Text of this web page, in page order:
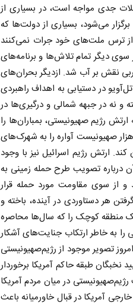
جدی مواجه است، در بسیاری از
می‌شود، بسیاری از دولت‌ها که
از ترس ملت‌های خود جرات نمی‌کنند
دیگر تمام تلاش‌ها و برنامه‌های
نقش بر آب شد. ازدیگر بحران‌های
در دستیابی به اهداف راهبردی
و نه در جبهه شمالی و درگیری‌ها در
رژیم صهیونیستی، بمباران‌ها را
هزار صهیونیست آواره را به شهرک‌های
کند. ارتش رژیم اسرائیل نیز با وجود
درباره تصویب طرح حمله زمینی به
از سوی مقاومت مورد حمله قرار
هر دستاوردی در آینده، باخته و
منطقه کوچک را که سال‌ها محاصره
را به خاطر ارتکاب جنایت‌های آشکار
تصویر موجود از رژیم‌صهیونیستی
نخبگان طبقه حاکم آمریکا برخوردار
از مقبولیت رژیم‌صهیونیستی در میان مردم آمریکا
آمریکا در قبال خاورمیانه باعث